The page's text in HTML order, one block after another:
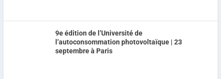
9e édition de l’Université de
l’autoconsommation photovoltaïque | 23
septembre à Paris